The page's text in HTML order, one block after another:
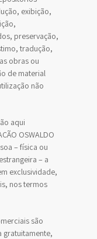
exibição,
preservação,
tradução,
obras ou
de material
não
aqui
OSWALDO
– física ou
– a
exclusividade,
nos termos
são
gratuitamente,